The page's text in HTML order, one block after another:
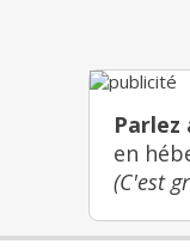
Parlez
en
(C'est